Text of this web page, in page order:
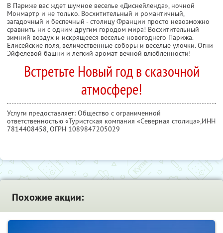
В Париже вас ждет шумное веселье «Диснейленда», ночной
Монмартр и не только. Восхитительный и романтичный,
загадочный и беспечный - столицу Франции просто невозможно
сравнить ни с одним другим городом мира! Восхитительный
зимний воздух и искрящееся веселье новогоднего Парижа.
Елисейские поля, величественные соборы и веселые улочки. Огни
Эйфелевой башни и легкий аромат вечной влюбленности!
Встретьте Новый год в сказочной
атмосфере!
Услуги предоставляет: Общество с ограниченной
ответственностью «Туристская компания «Северная столица»,ИНН
7814408458, ОГРН 1089847205029
Похожие акции: